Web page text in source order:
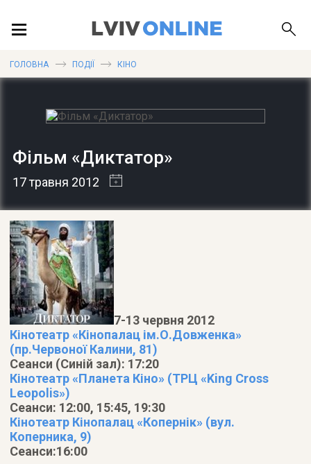
ДОВІДКА
ГОЛОВНА ПОДІЇ КІНО
Фільм «Диктатор»
17 травня 2012
7-13 червня 2012
Кінотеатр «Кінопалац ім.О.Довженка»
(пр.Червоної Калини, 81)
Сеанси (Синій зал): 17:20
Кінотеатр «Планета Кіно» (ТРЦ «King Cross
Leopolis»)
Сеанси: 12:00, 15:45, 19:30
Кінотеатр Кінопалац «Копернік» (вул.
Коперника, 9)
Сеанси:16:00